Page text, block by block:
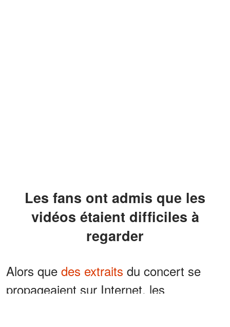
Les fans ont admis que les
vidéos étaient difficiles à
regarder
Alors que des extraits du concert se
propageaient sur Internet, les